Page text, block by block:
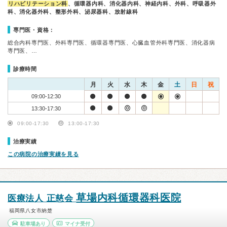
リハビリテーション科 、循環器内科、消化器内科、神経内科、外科、呼吸器外
科、消化器外科、整形外科、泌尿器科、放射線科
専門医・資格：
総合内科専門医、外科専門医、循環器専門医、心臓血管外科専門医、消化器病
専門医、…
診療時間
月 火 水 木 金 土 日 祝
09:00-12:30
13:30-17:30
09:00-17:30 13:00-17:30
治療実績
この病院の治療実績を見る
医療法人 正慈会草場内科循環器科医院
福岡県八女市納楚
駐車場あり マイナ受付